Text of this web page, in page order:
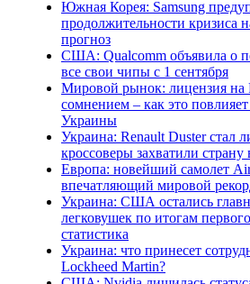
Южная Корея: Samsung
продолжительности кризиса
прогноз
США: Qualcomm объявила о
все свои чипы с 1 сентября
Мировой рынок: лицензия на
сомнением – как это
Украины
Украина: Renault Duster стал
кроссоверы захватили
Европа: новейший самолет
впечатляющий мировой
Украина: США остались
легковушек по итогам
статистика
Украина: что принесет
Lockheed Martin?